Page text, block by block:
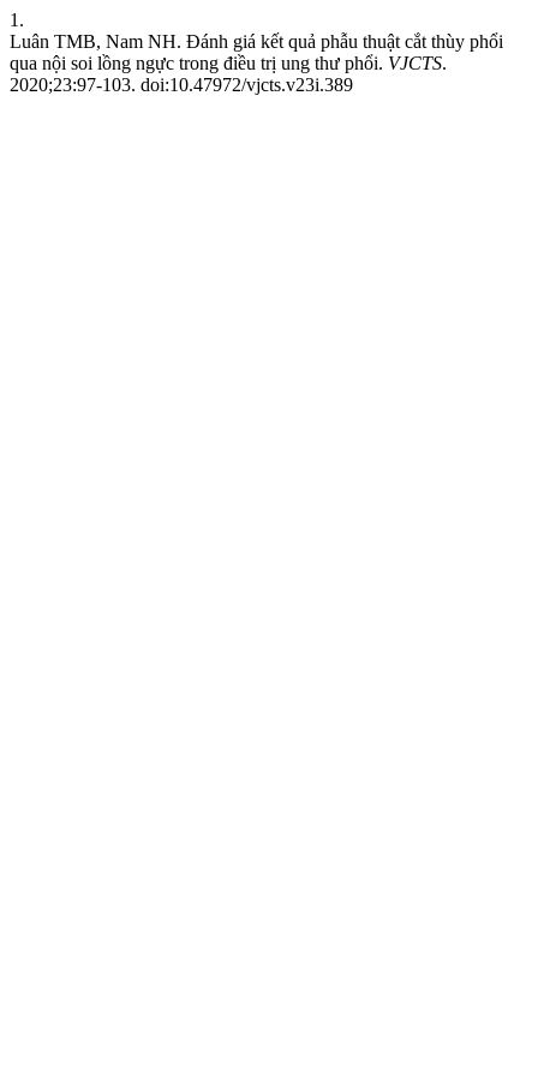
1.
Luân TMB, Nam NH. Đánh giá kết quả phẫu thuật cắt thùy phổi
qua nội soi lồng ngực trong điều trị ung thư phổi. VJCTS.
2020;23:97-103. doi:10.47972/vjcts.v23i.389